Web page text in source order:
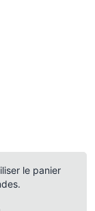
le panier